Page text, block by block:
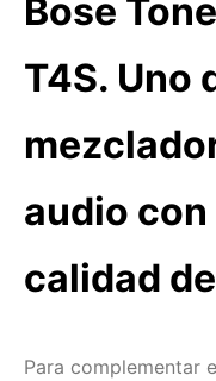
Bose
T4S. Uno
audio
calidad
Para complementar